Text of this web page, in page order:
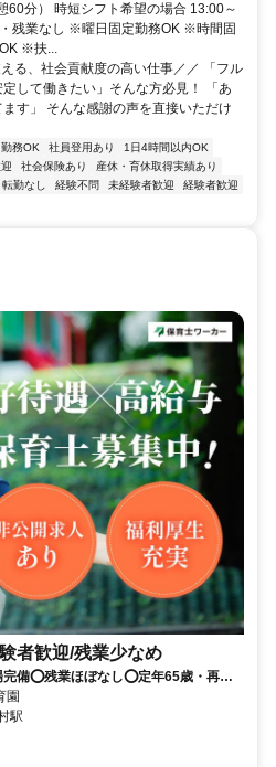
60分） 時短シフト希望の場合 13:00～
残業なし ※曜日固定勤務OK ※時間固
※扶...
る、社会貢献度の高い仕事／／ 「フル
して働きたい」そんな方必見！ 「あ
す」 そんな感謝の声を直接いただけ
務OK 社員登用あり
1日4時間以内OK
社会保険あり
産休・育休取得実績あり
転勤なし 経験不問 未経験者歓迎
経験者歓迎
者歓迎/残業少なめ
完備⭕残業ほぼなし⭕定年65歳・再雇
も長く勤務できる園です✨✨
園
駅